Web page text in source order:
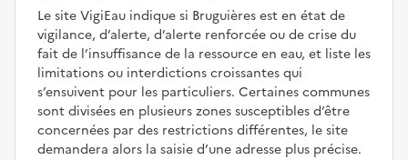
Le site VigiEau indique si Bruguières est en état de
vigilance, d’alerte, d’alerte renforcée ou de crise du
fait de l’insuffisance de la ressource en eau, et liste les
limitations ou interdictions croissantes qui
s’ensuivent pour les particuliers. Certaines communes
sont divisées en plusieurs zones susceptibles d’être
concernées par des restrictions différentes, le site
demandera alors la saisie d’une adresse plus précise.